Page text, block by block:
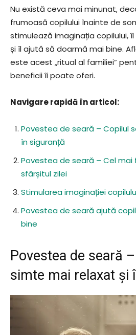
Nu există ceva mai minunat,
frumoasă copilului înainte de
stimulează imaginația copilului,
și îl ajută să doarmă mai bine.
este acest „ritual al familiei”
beneficii îi poate oferi.
Navigare rapidă în articol:
Povestea de seară – Copilul
în siguranță
Povestea de seară – Cel
sfârșitul zilei
Stimularea imaginației
Povestea de seară ajută
bine
Povestea de seară
simte mai relaxat și